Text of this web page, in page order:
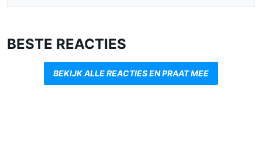
BESTE REACTIES
BEKIJK ALLE REACTIES EN PRAAT MEE